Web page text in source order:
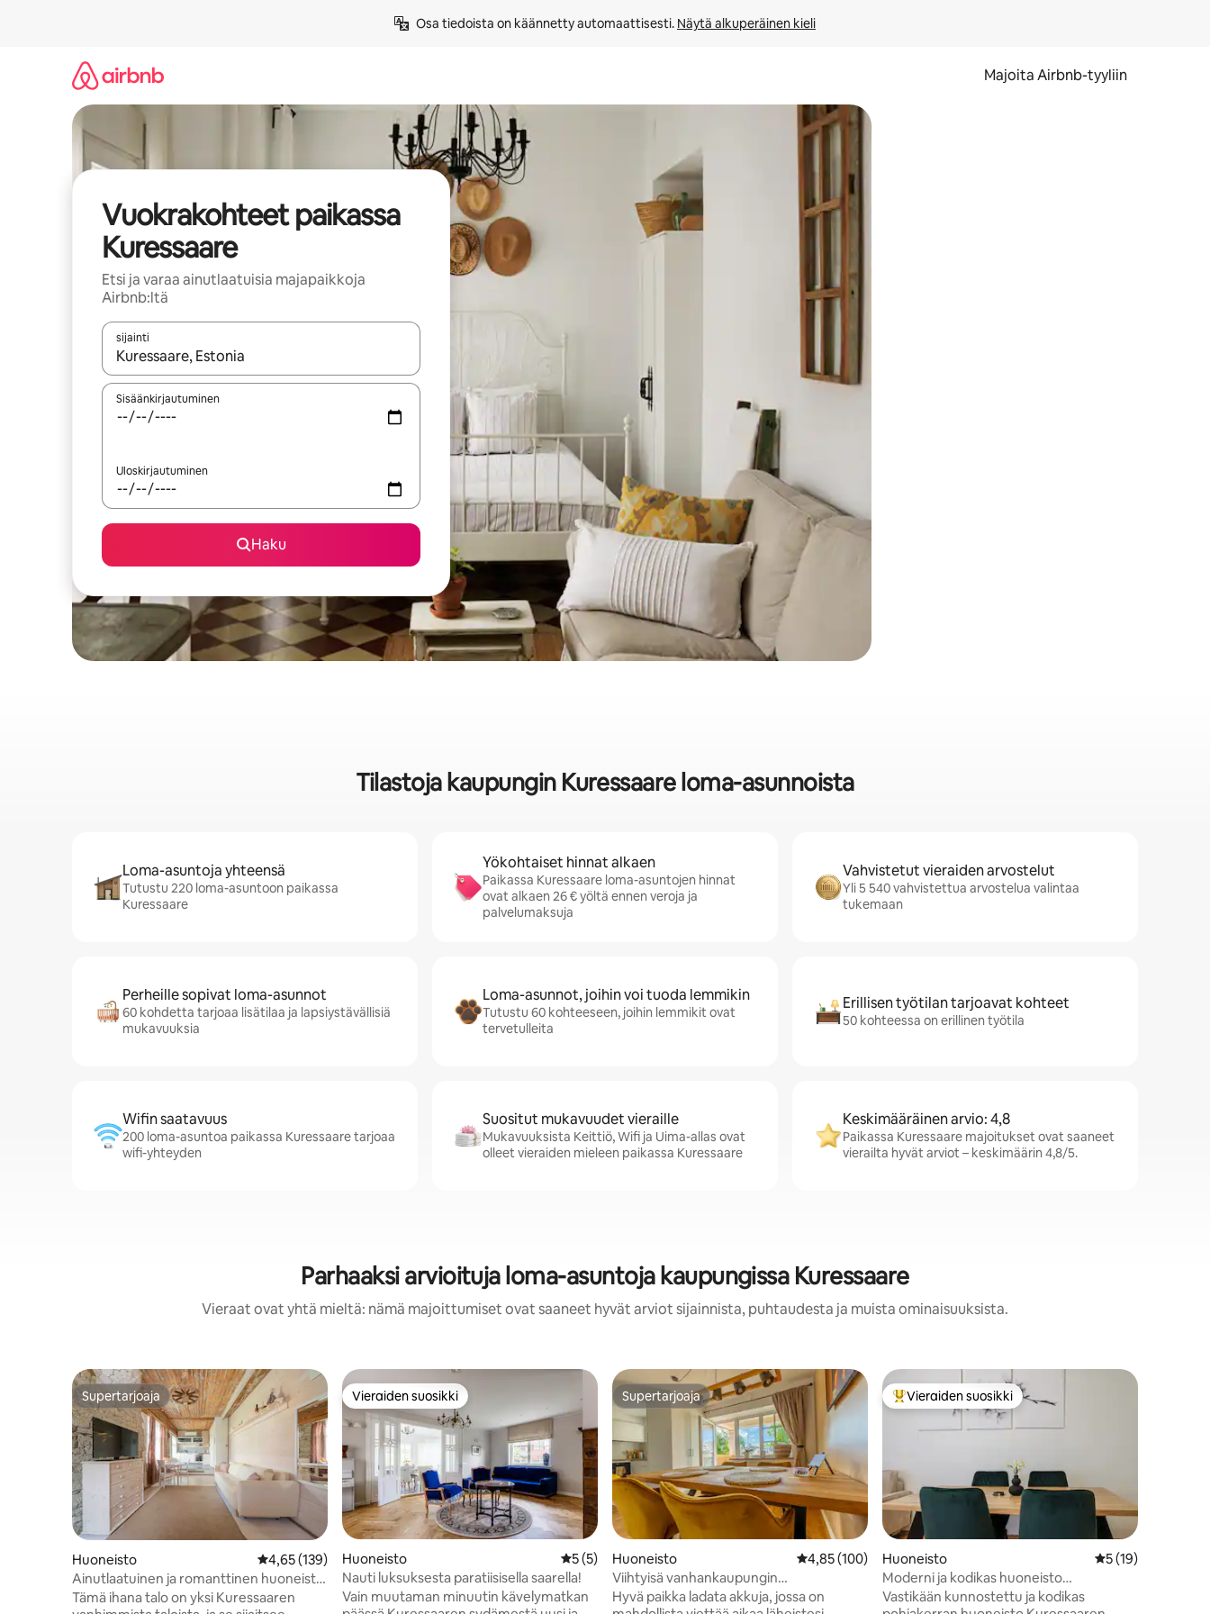
Osa tiedoista on käännetty automaattisesti. Näytä alkuperäinen kieli
Majoita Airbnb-tyyliin
Vuokrakohteet paikassa
Kuressaare
Etsi ja varaa ainutlaatuisia majapaikkoja
Airbnb:ltä
sijainti
Kun tulokset ovat saatavilla, navigoi ylös- ja alas-nuolinäppäimillä tai tutustu koskettamalla tai pyyhkäisemällä.
Sisäänkirjautuminen
Uloskirjautuminen
Haku
Tilastoja kaupungin Kuressaare loma-asunnoista
Loma-asuntoja yhteensä
Tutustu 220 loma-asuntoon paikassa
Kuressaare
Yökohtaiset hinnat alkaen
Paikassa Kuressaare loma-asuntojen hinnat
ovat alkaen 26 € yöltä ennen veroja ja
palvelumaksuja
Vahvistetut vieraiden arvostelut
Yli 5 540 vahvistettua arvostelua valintaa
tukemaan
Perheille sopivat loma-asunnot
60 kohdetta tarjoaa lisätilaa ja lapsiystävällisiä
mukavuuksia
Loma-asunnot, joihin voi tuoda lemmikin
Tutustu 60 kohteeseen, joihin lemmikit ovat
tervetulleita
Erillisen työtilan tarjoavat kohteet
50 kohteessa on erillinen työtila
Wifin saatavuus
200 loma-asuntoa paikassa Kuressaare tarjoaa
wifi-yhteyden
Suositut mukavuudet vieraille
Mukavuuksista Keittiö, Wifi ja Uima-allas ovat
olleet vieraiden mieleen paikassa Kuressaare
Keskimääräinen arvio: 4,8
Paikassa Kuressaare majoitukset ovat saaneet
vierailta hyvät arviot – keskimäärin 4,8/5.
Parhaaksi arvioituja loma-asuntoja kaupungissa Kuressaare
Vieraat ovat yhtä mieltä: nämä majoittumiset ovat saaneet hyvät arviot sijainnista, puhtaudesta ja muista ominaisuuksista.
Supertarjoaja
Supertarjoaja
Huoneisto Keskimääräinen arvio 4,65/5, 139 arvostelua
4,65 (139)
Ainutlaatuinen ja romanttinen huoneisto
kaupungin keskustassa
Tämä ihana talo on yksi Kuressaaren
Vieraiden suosikki
Vieraiden suosikki
Huoneisto Keskimääräinen arvio 5/5, 5 arvostelua
5 (5)
Nauti luksuksesta paratiisisella saarella!
Vain muutaman minuutin kävelymatkan
Supertarjoaja
Supertarjoaja
Huoneisto Keskimääräinen arvio 4,85/5, 100 arvostelua
4,85 (100)
Viihtyisä vanhankaupungin
kattohuoneisto, jossa on suuri parveke
Hyvä paikka ladata akkuja, jossa on
Vieraiden suosikkien parhaimmistoa
Vieraiden suosikki
Huoneisto Keskimääräinen
5 (19)
Moderni ja kodikas huoneisto
Kuressaaren sydämessä
Vastikään kunnostettu ja kodikas